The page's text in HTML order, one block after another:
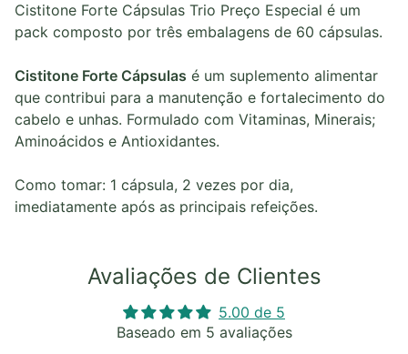
Cistitone Forte Cápsulas Trio Preço Especial é um
pack composto por três embalagens de 60 cápsulas.
Cistitone Forte Cápsulas é um suplemento alimentar
que contribui para a manutenção e fortalecimento do
cabelo e unhas. Formulado com Vitaminas, Minerais;
Aminoácidos e Antioxidantes.
Como tomar: 1 cápsula, 2 vezes por dia,
imediatamente após as principais refeições.
Avaliações de Clientes
5.00 de 5
Baseado em 5 avaliações